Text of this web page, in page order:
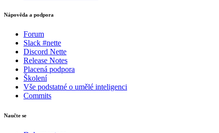
Nápověda a podpora
Forum
Slack #nette
Discord Nette
Release Notes
Placená podpora
Školení
Vše podstatné o umělé inteligenci
Commits
Naučte se